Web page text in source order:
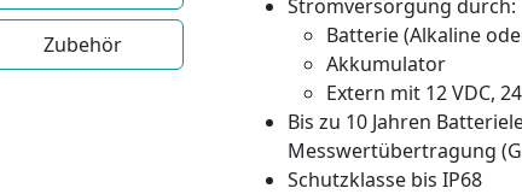
Zubehör
Stromversorgung durch:
Batterie (Alkaline
Akkumulator
Extern mit 12 VDC,
Bis zu 10 Jahren
Messwertübertragung
Schutzklasse bis IP68